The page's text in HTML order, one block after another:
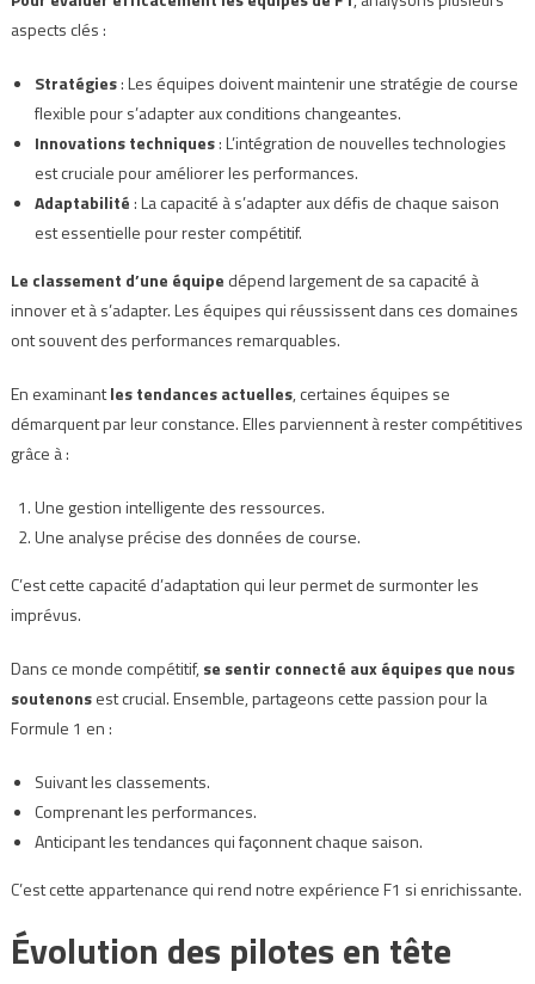
aspects clés :
Stratégies: Les équipes doivent maintenir une stratégie de course
flexible pour s’adapter aux conditions changeantes.
Innovations techniques: L’intégration de nouvelles technologies
est cruciale pour améliorer les performances.
Adaptabilité: La capacité à s’adapter aux défis de chaque saison
est essentielle pour rester compétitif.
Le classement d’une équipe dépend largement de sa capacité à
innover et à s’adapter. Les équipes qui réussissent dans ces domaines
ont souvent des performances remarquables.
En examinantles tendances actuelles, certaines équipes se
démarquent par leur constance. Elles parviennent à rester compétitives
grâce à :
Une gestion intelligente des ressources.
Une analyse précise des données de course.
C’est cette capacité d’adaptation qui leur permet de surmonter les
imprévus.
Dans ce monde compétitif,se sentir connecté aux équipes que nous
soutenonsest crucial. Ensemble, partageons cette passion pour la
Formule 1 en :
Suivant les classements.
Comprenant les performances.
Anticipant les tendances qui façonnent chaque saison.
C’est cette appartenance qui rend notre expérience F1 si enrichissante.
Évolution des pilotes en tête